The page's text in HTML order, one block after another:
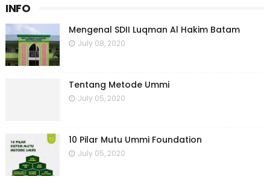
INFO
Mengenal SDII Luqman Al Hakim Batam
July 08, 2020
Tentang Metode Ummi
July 05, 2020
10 Pilar Mutu Ummi Foundation
July 05, 2020